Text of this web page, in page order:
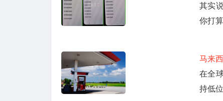
其实
你打
马来
在全
持低